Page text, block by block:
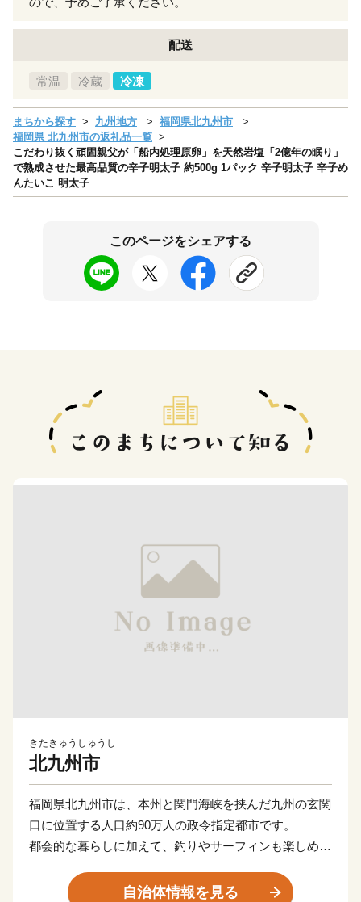
配送
常温 冷蔵 冷凍
まちから探す 九州地方
福岡県北九州市
福岡県 北九州市の返礼品一覧
こだわり抜く頑固親父が「船内処理原卵」を天然岩塩「2億年の眠り」
で熟成させた最高品質の辛子明太子 約500g 1パック 辛子明太子 辛子め
んたいこ 明太子
このページをシェアする
きたきゅうしゅうし
北九州市
福岡県北九州市は、本州と関門海峡を挟んだ九州の玄関
口に位置する人口約90万人の政令指定都市です。
都会的な暮らしに加えて、釣りやサーフィンも楽しめる
まれた、地方暮らしの両方を楽しめる都市です。
自治体情報を見る